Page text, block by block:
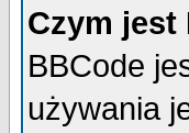
Czym jest
BBCode
używania